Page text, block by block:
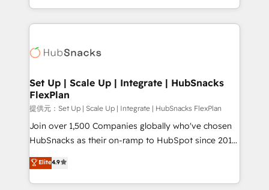
QuickBooks, PandaDoc, ClickUp, Shopify, Mapsly,
WooCommerce, BuilderTrend, and more Experience
can transform your business.
digital marketing; we do it all (and with great
results)! In short, our services include: - HubSpot
HubSpot development: websites, custom modules,
marketing, advertising, campaigns, content and
design We connect people, data and technology to
improve customer experiences. With our bright
people, exciting ideas and can-do mentality, we
ensure revenue growth on a daily basis. So tell us
team of 100+ experts is ready for you! Driving digital
growth | www.brightdigital.com
Set Up | Scale Up | Integrate | HubSnacks
FlexPlan
提供元：Set Up | Scale Up | Integrate | HubSnacks FlexPlan
Join over 1,500 Companies globally who've chosen
HubSnacks as their on-ramp to HubSpot since 2014
Simple pay-as-you-go plans that accelerate value...
1️⃣ Set Up | Onboarding New or Check-fixing existing
HubSpot portals 2️⃣ Scale Up | 100% HubSpot Task
Elite4.9